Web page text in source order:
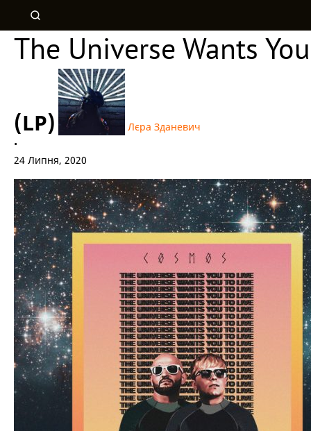
The Universe Wants
(LP)
Лєра Зданевич
•
24 Липня, 2020